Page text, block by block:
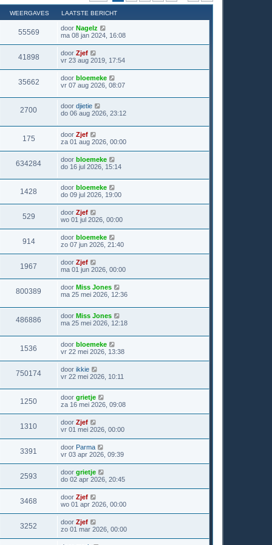
WEERGAVES LAATSTE BERICHT
55569 door Nagelz
ma 08 jan 2024, 16:08
41898 door Zjef
vr 23 aug 2019, 17:54
35662 door bloemeke
vr 07 aug 2026, 08:07
2700 door djietie
do 06 aug 2026, 23:12
175 door Zjef
za 01 aug 2026, 00:00
634284 door bloemeke
do 16 jul 2026, 15:14
1428 door bloemeke
do 09 jul 2026, 19:00
529 door Zjef
wo 01 jul 2026, 00:00
914 door bloemeke
zo 07 jun 2026, 21:40
1967 door Zjef
ma 01 jun 2026, 00:00
800389 door Miss Jones
ma 25 mei 2026, 12:36
486886 door Miss Jones
ma 25 mei 2026, 12:18
1536 door bloemeke
vr 22 mei 2026, 13:38
750174 door ikkie
vr 22 mei 2026, 10:11
1250 door grietje
za 16 mei 2026, 09:08
1310 door Zjef
vr 01 mei 2026, 00:00
3391 door Parma
vr 03 apr 2026, 09:39
2593 door grietje
do 02 apr 2026, 20:45
3468 door Zjef
wo 01 apr 2026, 00:00
3252 door Zjef
zo 01 mar 2026, 00:00